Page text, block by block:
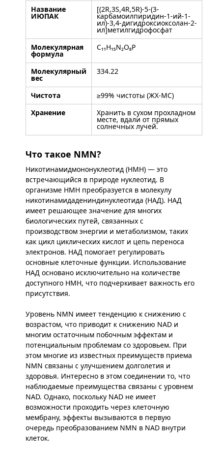
Название
ИЮПАК
[(2R,3S,4R,5R)-5-(3-
карбамоилпиридин-1-ий-1-
ил)-3,4-дигидроксиоксолан-2-
ил]метилгидрофосфат
Молекулярная
формула
C₁₁H₁₅N₂O₈P
Молекулярный
вес
334.22
Чистота
≥99% чистоты (ЖХ-МС)
Хранение
Хранить в сухом прохладном
месте, вдали от прямых
солнечных лучей.
Что такое NMN?
Никотинамидмононуклеотид (НМН) — это
встречающийся в природе нуклеотид. В
организме НМН преобразуется в молекулу
никотинамидадениндинуклеотида (НАД). НАД
имеет решающее значение для многих
биологических путей, связанных с
производством энергии и метаболизмом, таких
как цикл циклических кислот и цепь переноса
электронов. НАД помогает регулировать
основные клеточные функции. Использование
НАД основано исключительно на количестве
доступного НМН, что подчеркивает важность его
присутствия.
Уровень NMN имеет тенденцию к снижению с
возрастом, что приводит к снижению NAD и
многим остаточным побочным эффектам и
потенциальным проблемам со здоровьем. При
этом многие из известных преимуществ приема
NMN связаны с улучшением долголетия и
здоровья. Интересно в этом соединении то, что
наблюдаемые преимущества связаны с уровнем
NAD. Однако, поскольку NAD не имеет
возможности проходить через клеточную
мембрану, эффекты вызываются в первую
очередь преобразованием NMN в NAD внутри
клеток.